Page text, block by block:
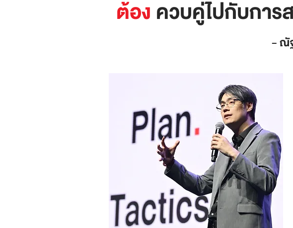
ต้อง ควบคู่ไปกับการ
- ณั